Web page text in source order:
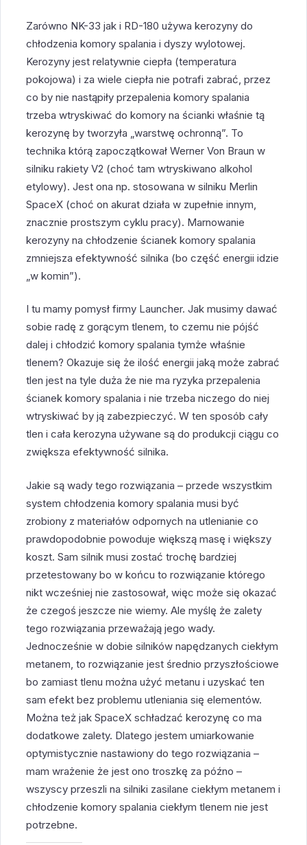
Zarówno NK-33 jak i RD-180 używa kerozyny do
chłodzenia komory spalania i dyszy wylotowej.
Kerozyny jest relatywnie ciepła (temperatura
pokojowa) i za wiele ciepła nie potrafi zabrać, przez
co by nie nastąpiły przepalenia komory spalania
trzeba wtryskiwać do komory na ścianki właśnie tą
kerozynę by tworzyła „warstwę ochronną”. To
technika którą zapoczątkował Werner Von Braun w
silniku rakiety V2 (choć tam wtryskiwano alkohol
etylowy). Jest ona np. stosowana w silniku Merlin
SpaceX (choć on akurat działa w zupełnie innym,
znacznie prostszym cyklu pracy). Marnowanie
kerozyny na chłodzenie ścianek komory spalania
zmniejsza efektywność silnika (bo część energii idzie
„w komin”).
I tu mamy pomysł firmy Launcher. Jak musimy dawać
sobie radę z gorącym tlenem, to czemu nie pójść
dalej i chłodzić komory spalania tymże właśnie
tlenem? Okazuje się że ilość energii jaką może zabrać
tlen jest na tyle duża że nie ma ryzyka przepalenia
ścianek komory spalania i nie trzeba niczego do niej
wtryskiwać by ją zabezpieczyć. W ten sposób cały
tlen i cała kerozyna używane są do produkcji ciągu co
zwiększa efektywność silnika.
Jakie są wady tego rozwiązania – przede wszystkim
system chłodzenia komory spalania musi być
zrobiony z materiałów odpornych na utlenianie co
prawdopodobnie powoduje większą masę i większy
koszt. Sam silnik musi zostać trochę bardziej
przetestowany bo w końcu to rozwiązanie którego
nikt wcześniej nie zastosował, więc może się okazać
że czegoś jeszcze nie wiemy. Ale myślę że zalety
tego rozwiązania przeważają jego wady.
Jednocześnie w dobie silników napędzanych ciekłym
metanem, to rozwiązanie jest średnio przyszłościowe
bo zamiast tlenu można użyć metanu i uzyskać ten
sam efekt bez problemu utleniania się elementów.
Można też jak SpaceX schładzać kerozynę co ma
dodatkowe zalety. Dlatego jestem umiarkowanie
optymistycznie nastawiony do tego rozwiązania –
mam wrażenie że jest ono troszkę za późno –
wszyscy przeszli na silniki zasilane ciekłym metanem i
chłodzenie komory spalania ciekłym tlenem nie jest
potrzebne.